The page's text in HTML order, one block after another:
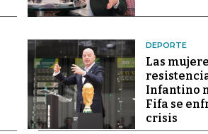
DEPORTE
Las
Infantino
Fifa se
crisis